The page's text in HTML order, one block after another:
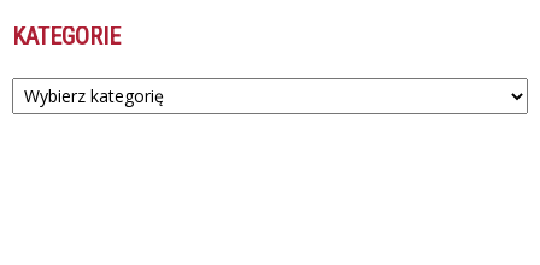
KATEGORIE
Kategorie